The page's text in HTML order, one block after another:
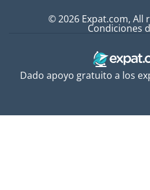
Dado apoyo gratuito a los
© 2026 Expat.com, All
Condiciones